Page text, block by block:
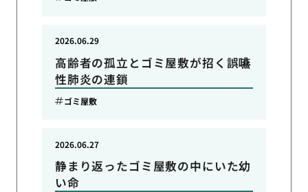
高齢者の孤立とゴミ屋敷が招く誤嚥
性肺炎の連鎖
2026.06.29
ゴミ屋敷
静まり返ったゴミ屋敷の中にいた幼
い命
2026.06.27